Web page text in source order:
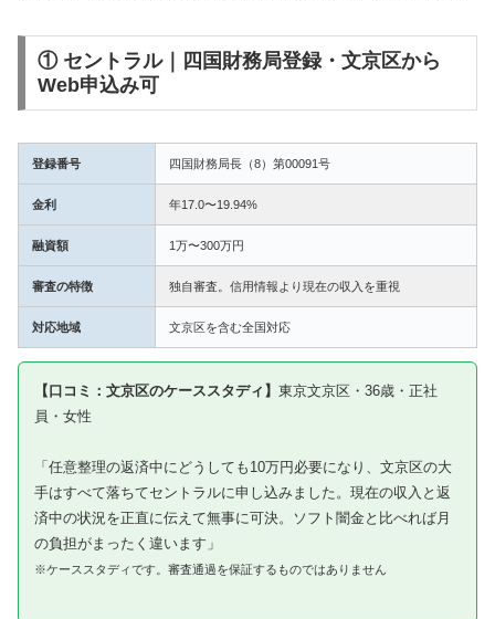
① セントラル｜四国財務局登録・文京区から
Web申込み可
登録番号 四国財務局長（8）第00091号
金利 年17.0〜19.94%
融資額 1万〜300万円
審査の特徴 独自審査。信用情報より現在の収入を重視
対応地域 文京区を含む全国対応
【口コミ：文京区のケーススタディ】 東京文京区・36歳・正社
員・女性
「任意整理の返済中にどうしても10万円必要になり、文京区の大
手はすべて落ちてセントラルに申し込みました。現在の収入と返
済中の状況を正直に伝えて無事に可決。ソフト闇金と比べれば月
の負担がまったく違います」
※ケーススタディです。審査通過を保証するものではありません